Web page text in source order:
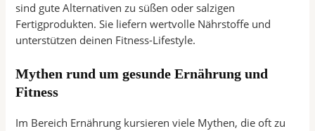
sind gute Alternativen zu süßen oder salzigen
Fertigprodukten. Sie liefern wertvolle Nährstoffe und
unterstützen deinen Fitness-Lifestyle.
Mythen rund um gesunde Ernährung und
Fitness
Im Bereich Ernährung kursieren viele Mythen, die oft zu